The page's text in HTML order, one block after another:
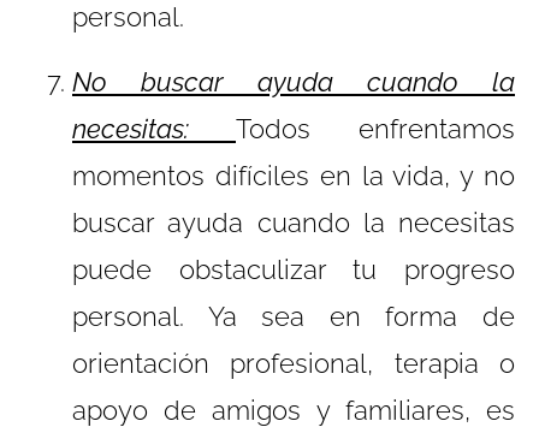
personal.
No buscar ayuda cuando la
necesitas: Todos enfrentamos
momentos difíciles en la vida, y no
buscar ayuda cuando la necesitas
puede obstaculizar tu progreso
personal. Ya sea en forma de
orientación profesional, terapia o
apoyo de amigos y familiares, es